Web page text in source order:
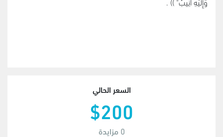
السعر الحالي
$200
0 مزايدة